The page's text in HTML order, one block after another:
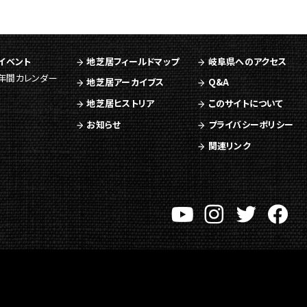
ベント
間カレンダー
地芝居フィールドマップ
地芝居アーカイブス
地芝居ヒストリア
お知らせ
岐阜県へのアクセス
Q&A
このサイトについて
プライバシーポリシー
関連リンク